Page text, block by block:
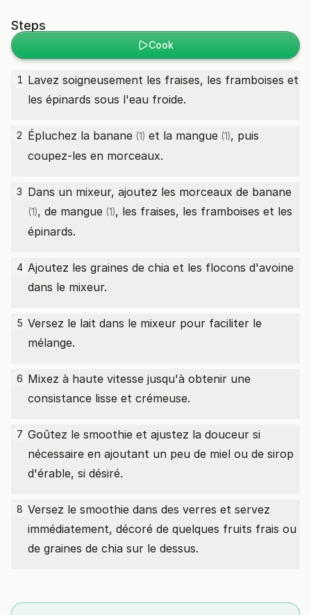
Steps
Cook
1 Lavez soigneusement les fraises, les framboises et
les épinards sous l'eau froide.
2 Épluchez la banane (1) et la mangue (1), puis
coupez-les en morceaux.
3 Dans un mixeur, ajoutez les morceaux de banane
(1), de mangue (1), les fraises, les framboises et les
épinards.
4 Ajoutez les graines de chia et les flocons d'avoine
dans le mixeur.
5 Versez le lait dans le mixeur pour faciliter le
mélange.
6 Mixez à haute vitesse jusqu'à obtenir une
consistance lisse et crémeuse.
7 Goûtez le smoothie et ajustez la douceur si
nécessaire en ajoutant un peu de miel ou de sirop
d'érable, si désiré.
8 Versez le smoothie dans des verres et servez
immédiatement, décoré de quelques fruits frais ou
de graines de chia sur le dessus.